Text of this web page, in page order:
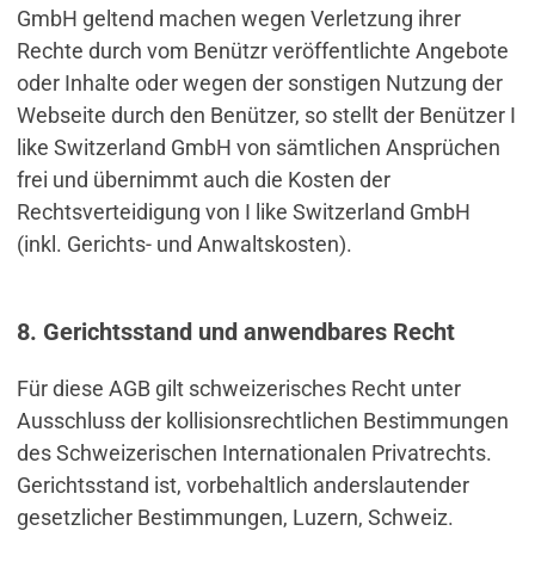
GmbH geltend machen wegen Verletzung ihrer
Rechte durch vom Benützr veröffentlichte Angebote
oder Inhalte oder wegen der sonstigen Nutzung der
Webseite durch den Benützer, so stellt der Benützer I
like Switzerland GmbH von sämtlichen Ansprüchen
frei und übernimmt auch die Kosten der
Rechtsverteidigung von I like Switzerland GmbH
(inkl. Gerichts- und Anwaltskosten).
8. Gerichtsstand und anwendbares Recht
Für diese AGB gilt schweizerisches Recht unter
Ausschluss der kollisionsrechtlichen Bestimmungen
des Schweizerischen Internationalen Privatrechts.
Gerichtsstand ist, vorbehaltlich anderslautender
gesetzlicher Bestimmungen, Luzern, Schweiz.